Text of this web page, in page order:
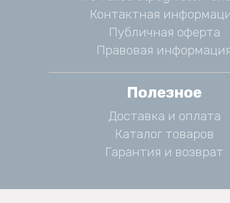
Контактная
Публичная оферта
Правовая
Полезное
Доставка и оплата
Каталог товаров
Гарантия и возврат